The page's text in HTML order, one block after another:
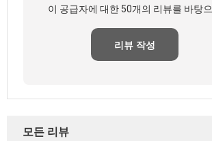
이 공급자에 대한 50개의 리뷰를 바탕
리뷰 작성
모든 리뷰